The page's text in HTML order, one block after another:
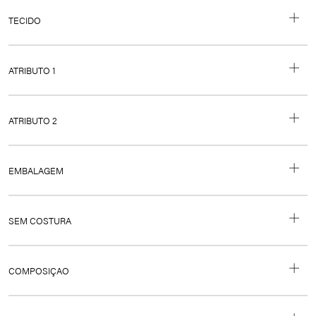
TECIDO
ATRIBUTO 1
ATRIBUTO 2
EMBALAGEM
SEM COSTURA
COMPOSIÇAO